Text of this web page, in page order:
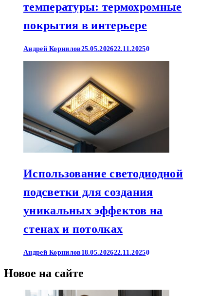
температуры: термохромные
покрытия в интерьере
Андрей Корнилов25.05.202622.11.20250
Использование светодиодной
подсветки для создания
уникальных эффектов на
стенах и потолках
Андрей Корнилов 18.05.202622.11.20250
Новое на сайте